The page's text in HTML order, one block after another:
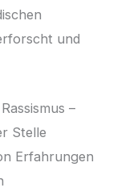
und
–
Stelle
Erfahrungen